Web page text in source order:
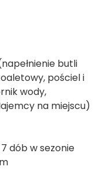
butli
pościel i
wody,
na miejscu)
dób w sezonie